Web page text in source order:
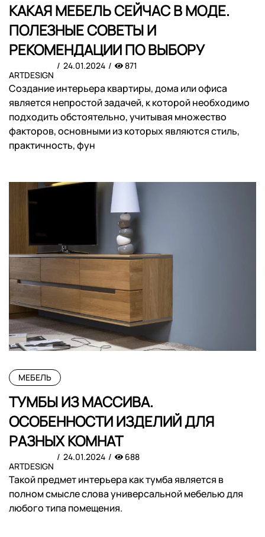
КАКАЯ МЕБЕЛЬ СЕЙЧАС В МОДЕ.
ПОЛЕЗНЫЕ СОВЕТЫ И
РЕКОМЕНДАЦИИ ПО ВЫБОРУ
ARTDESIGN
24.01.2024 871
Создание интерьера квартиры, дома или офиса
является непростой задачей, к которой необходимо
подходить обстоятельно, учитывая множество
факторов, основными из которых являются стиль,
практичность, фун
МЕБЕЛЬ
ТУМБЫ ИЗ МАССИВА.
ОСОБЕННОСТИ ИЗДЕЛИЙ ДЛЯ
РАЗНЫХ КОМНАТ
ARTDESIGN
24.01.2024 688
Такой предмет интерьера как тумба является в
полном смысле слова универсальной мебелью для
любого типа помещения.